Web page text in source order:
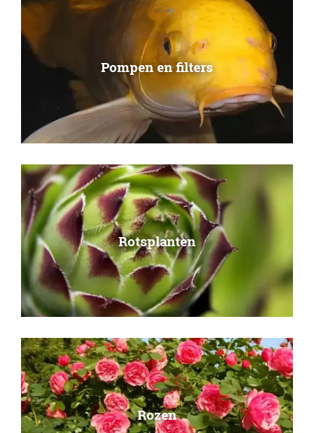
Pompen en filters
Rotsplanten
Rozen